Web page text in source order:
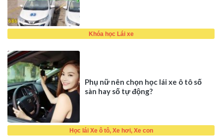
Khóa học Lái xe
Phụ nữ nên chọn học lái xe ô tô số
sàn hay số tự động?
Học lái Xe ô tô, Xe hơi, Xe con